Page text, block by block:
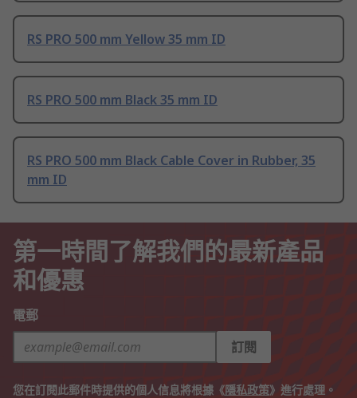
RS PRO 500 mm Yellow 35 mm ID
RS PRO 500 mm Black 35 mm ID
RS PRO 500 mm Black Cable Cover in Rubber, 35
mm ID
第一時間了解我們的最新產品
和優惠
電郵
訂閱
您在訂閱此郵件時提供的個人信息將根據《隱私政策》進行處理。